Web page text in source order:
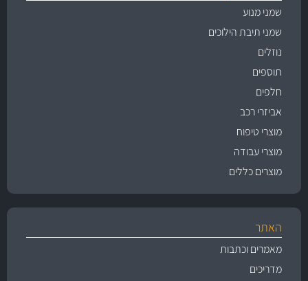
שמני מנוע
שמני תיבת הילוכים
נוזלים
תוספים
חלפים
אביזרי רכב
מוצרי טיפוח
מוצרי עבודה
מוצרים כללים
האתר
מאמרים וכתבות
מדריכים